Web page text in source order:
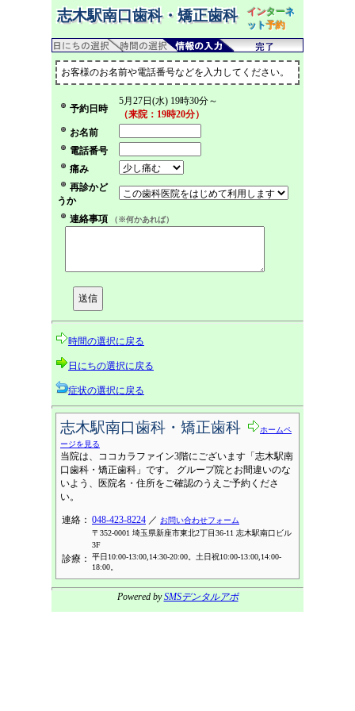
志木駅南口歯科・矯正歯科 インターネ
ット予約
お客様のお名前や電話番号などを入力してください。
予約日時
5月27日(水) 19時30分～
（来院：19時20分）
お名前
電話番号
痛み
再診かど
うか
連絡事項
（※何かあれば）
時間の選択に戻る
日にちの選択に戻る
症状の選択に戻る
志木駅南口歯科・矯正歯科
ホームペ
ージを見る
当院は、ココカラファイン3階にございます「志木駅南
口歯科・矯正歯科」です。 グループ院とお間違いのな
いよう、医院名・住所をご確認のうえご予約くださ
い。
連絡： 048-423-8224 ／ お問い合わせフォーム
〒352-0001 埼玉県新座市東北2丁目36-11 志木駅南口ビル
3F
診療：
平日10:00-13:00,14:30-20:00。土日祝10:00-13:00,14:00-
18:00。
Powered bySMSデンタルアポ